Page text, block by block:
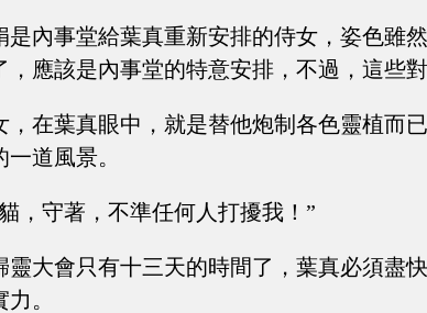
是內事堂給葉真重新安排的侍女，姿色雖
，應該是內事堂的特意安排，不過，這些
，在葉真眼中，就是替他炮制各色靈植而
道風景。
，守著，不準任何人打擾我！”
靈大會只有十三天的時間了，葉真必須盡
。